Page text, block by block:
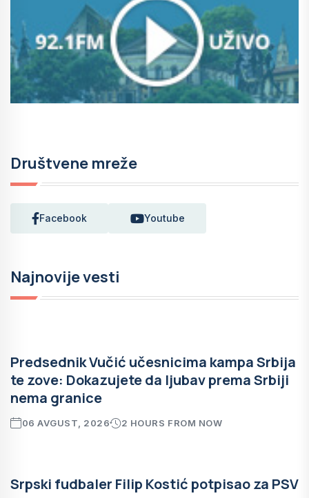
Društvene mreže
Facebook Youtube
Najnovije vesti
Predsednik Vučić učesnicima kampa Srbija
te zove: Dokazujete da ljubav prema Srbiji
nema granice
06 AVGUST, 2026 2 HOURS FROM NOW
Srpski fudbaler Filip Kostić potpisao za PSV